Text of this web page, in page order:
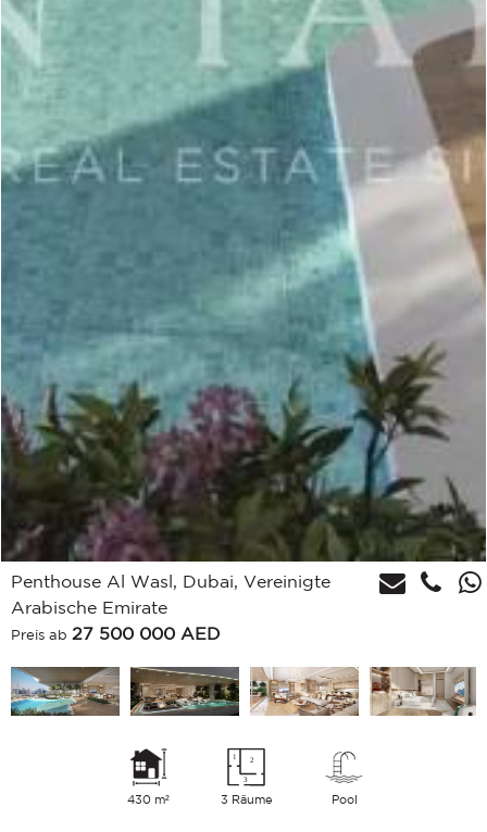
Penthouse Al Wasl, Dubai, Vereinigte
Arabische Emirate
Preis ab 27 500 000 AED
430 m² 3 Räume Pool